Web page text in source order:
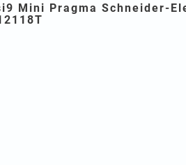
Mini Pragma Schneider-